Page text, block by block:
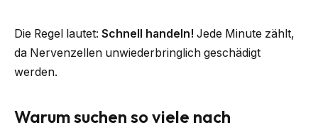
Die Regel lautet: Schnell handeln! Jede Minute zählt,
da Nervenzellen unwiederbringlich geschädigt
werden.
Warum suchen so viele nach